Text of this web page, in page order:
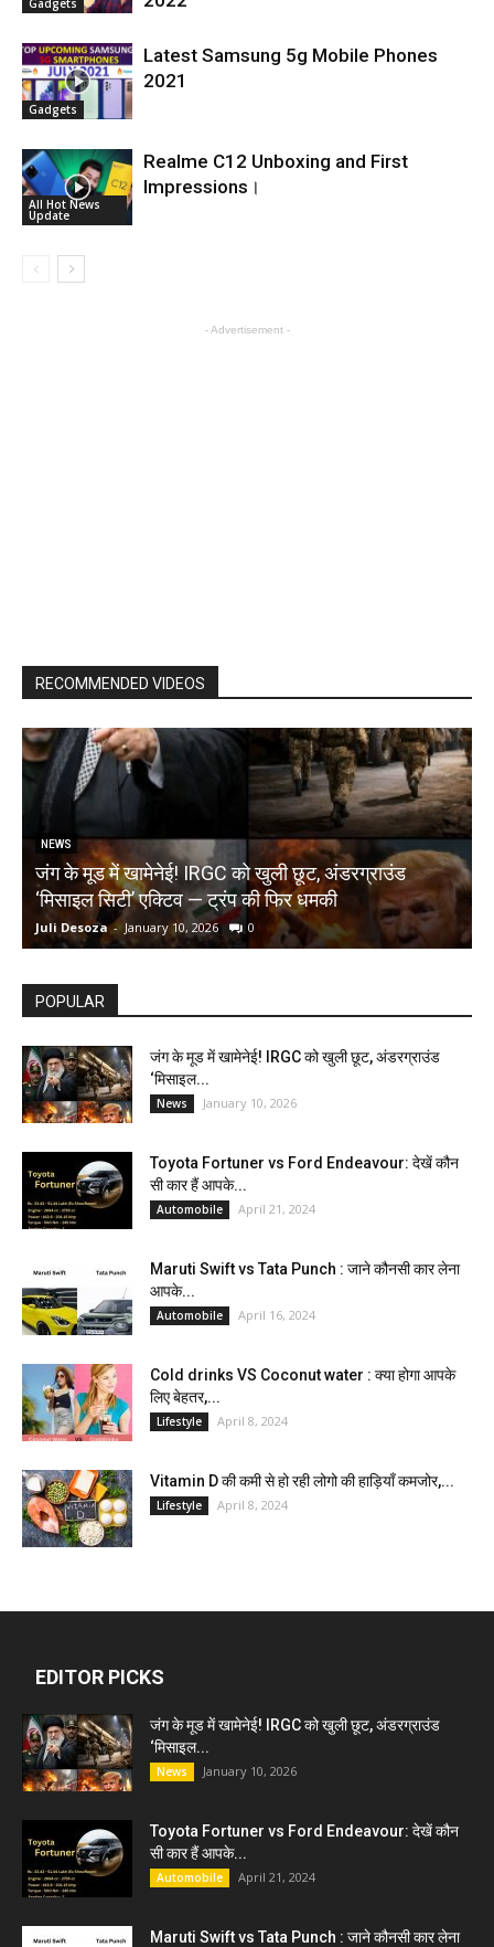
Gadgets
Latest Samsung 5g Mobile Phones
2021
All Hot News
Update
Realme C12 Unboxing and First
Impressions।
- Advertisement -
RECOMMENDED VIDEOS
NEWS
जंग के मूड में खामेनेई! IRGC को खुली छूट, अंडरग्राउंड
‘मिसाइल सिटी’ एक्टिव — ट्रंप की फिर धमकी
Juli Desoza - January 10, 2026 0
POPULAR
जंग के मूड में खामेनेई! IRGC को खुली छूट, अंडरग्राउंड
‘मिसाइल...
News January 10, 2026
Toyota Fortuner vs Ford Endeavour: देखें कौन
सी कार हैं आपके...
Automobile April 21, 2024
Maruti Swift vs Tata Punch : जाने कौनसी कार लेना
आपके...
Automobile April 16, 2024
Cold drinks VS Coconut water : क्या होगा आपके
लिए बेहतर,...
Lifestyle April 8, 2024
Vitamin D की कमी से हो रही लोगो की हाड़ियाँ कमजोर,...
Lifestyle April 8, 2024
EDITOR PICKS
जंग के मूड में खामेनेई! IRGC को खुली छूट, अंडरग्राउंड
‘मिसाइल...
News January 10, 2026
Toyota Fortuner vs Ford Endeavour: देखें कौन
सी कार हैं आपके...
Automobile April 21, 2024
Maruti Swift vs Tata Punch : जाने कौनसी कार लेना